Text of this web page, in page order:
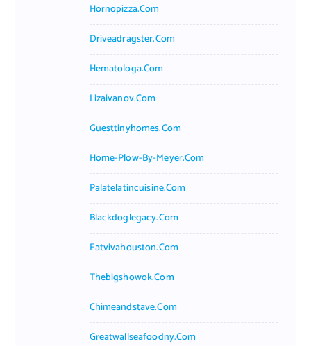
Hornopizza.com
Driveadragster.com
Hematologa.com
Lizaivanov.com
Guesttinyhomes.com
Home-Plow-By-Meyer.com
Palatelatincuisine.com
Blackdoglegacy.com
Eatvivahouston.com
Thebigshowok.com
Chimeandstave.com
Greatwallseafoodny.com